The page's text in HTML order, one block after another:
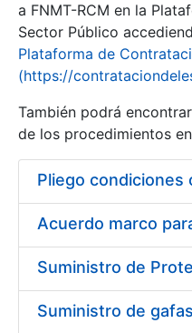
Mostrar/Ocultar
a FNMT-RCM en la
Sector Público
Plataforma de
(https://
También podrá
de los procedimientos en